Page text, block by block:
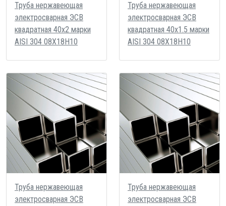
Труба нержавеющая
электросварная ЭСВ
квадратная 40х2 марки
AISI 304 08Х18Н10
Труба нержавеющая
электросварная ЭСВ
квадратная 40х1.5 марки
AISI 304 08Х18Н10
Труба нержавеющая
электросварная ЭСВ
Труба нержавеющая
электросварная ЭСВ